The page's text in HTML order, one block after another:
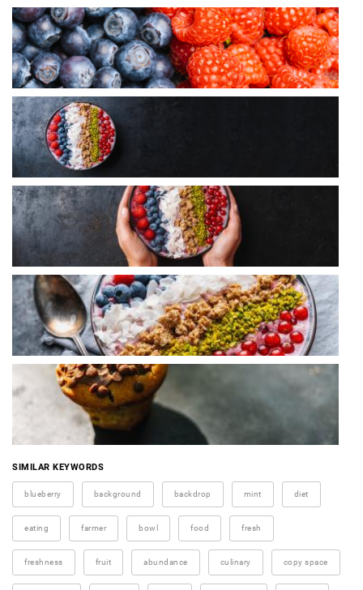
SIMILAR KEYWORDS
blueberry background backdrop mint diet
eating farmer bowl food fresh
freshness fruit abundance culinary copy space